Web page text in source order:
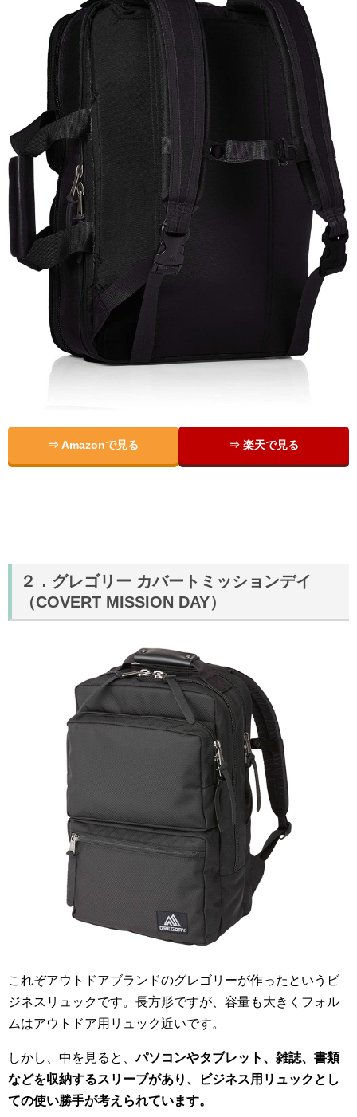
⇒ Amazonで見る ⇒ 楽天で見る
２．グレゴリー カバートミッションデイ
（COVERT MISSION DAY）
これぞアウトドアブランドのグレゴリーが作ったというビ
ジネスリュックです。長方形ですが、容量も大きくフォル
ムはアウトドア用リュック近いです。
しかし、中を見ると、パソコンやタブレット、雑誌、書類
などを収納するスリーブがあり、ビジネス用リュックとし
ての使い勝手が考えられています。